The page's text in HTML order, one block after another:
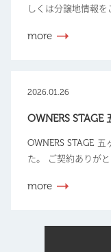
しくは分譲地情報を
more
2026.01.26
OWNERS STAGE
OWNERS STAGE
た。 ご契約ありが
more